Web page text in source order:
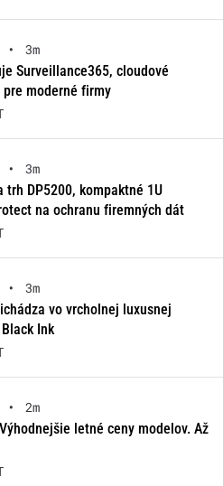
•
3m
Surveillance365, cloudové
moderné firmy
•
3m
trh DP5200, kompaktné 1U
na ochranu firemných dát
•
3m
vo vrcholnej luxusnej
Ink
•
2m
letné ceny modelov. Až